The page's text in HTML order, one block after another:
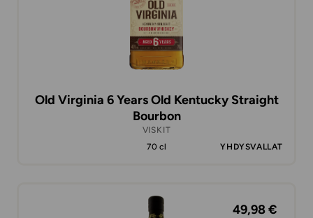
Old Virginia 6 Years Old Kentucky Straight
Bourbon
VISKIT
70 cl
YHDYSVALLAT
49,98 €